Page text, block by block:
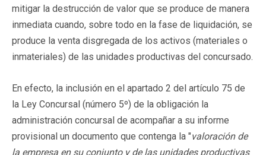
mitigar la destrucción de valor que se produce de manera
inmediata cuando, sobre todo en la fase de liquidación, se
produce la venta disgregada de los activos (materiales o
inmateriales) de las unidades productivas del concursado.
En efecto, la inclusión en el apartado 2 del artículo 75 de
la Ley Concursal (número 5º) de la obligación la
administración concursal de acompañar a su informe
provisional un documento que contenga la "valoración de
la empresa en su conjunto y de las unidades productivas